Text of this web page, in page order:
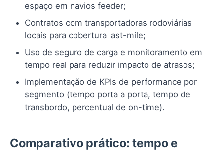
espaço em navios feeder;
Contratos com transportadoras rodoviárias
locais para cobertura last-mile;
Uso de seguro de carga e monitoramento em
tempo real para reduzir impacto de atrasos;
Implementação de KPIs de performance por
segmento (tempo porta a porta, tempo de
transbordo, percentual de on-time).
Comparativo prático: tempo e